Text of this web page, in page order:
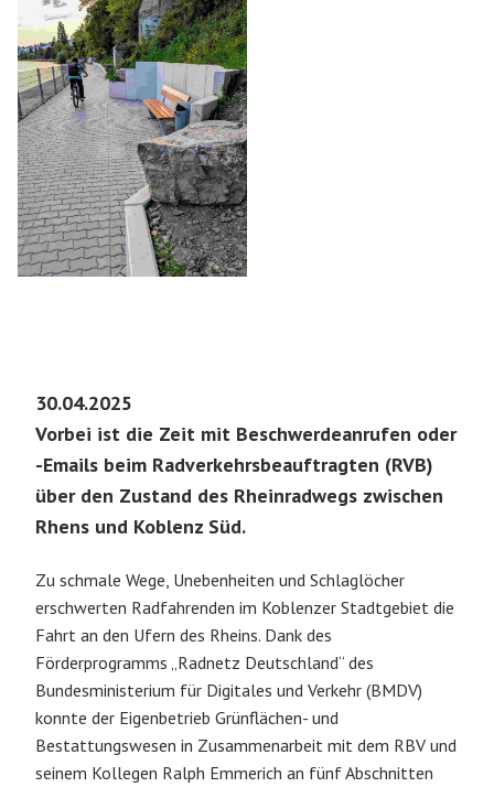
30.04.2025
Vorbei ist die Zeit mit Beschwerdeanrufen oder
-Emails beim Radverkehrsbeauftragten (RVB)
über den Zustand des Rheinradwegs zwischen
Rhens und Koblenz Süd.
Zu schmale Wege, Unebenheiten und Schlaglöcher
erschwerten Radfahrenden im Koblenzer Stadtgebiet die
Fahrt an den Ufern des Rheins. Dank des
Förderprogramms „Radnetz Deutschland“ des
Bundesministerium für Digitales und Verkehr (BMDV)
konnte der Eigenbetrieb Grünflächen- und
Bestattungswesen in Zusammenarbeit mit dem RBV und
seinem Kollegen Ralph Emmerich an fünf Abschnitten